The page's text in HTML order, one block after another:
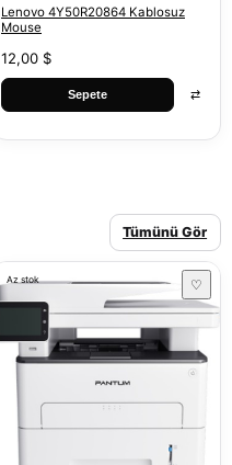
Lenovo 4Y50R20864 Kablosuz
Mouse
12,00 $
Sepete ⇄
Tümünü Gör
Az stok ♡